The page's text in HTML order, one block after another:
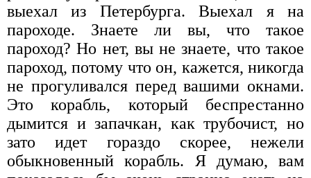
выехал из Петербурга. Выехал я на
пароходе. Знаете ли вы, что такое
пароход? Но нет, вы не знаете, что такое
пароход, потому что он, кажется, никогда
не прогуливался перед вашими окнами.
Это корабль, который беспрестанно
дымится и запачкан, как трубочист, но
зато идет гораздо скорее, нежели
обыкновенный корабль. Я думаю, вам